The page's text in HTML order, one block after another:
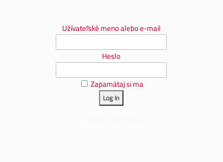
Užívateľské meno alebo e-mail
Heslo
Zapamätaj si ma